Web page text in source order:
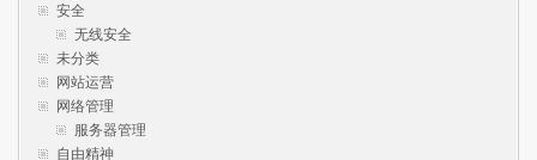
安全
无线安全
未分类
网站运营
网络管理
服务器管理
自由精神